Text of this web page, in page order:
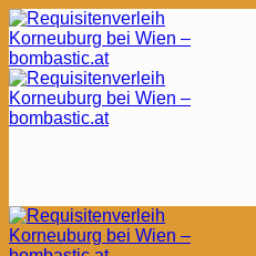
Zum
Inhalt
springen